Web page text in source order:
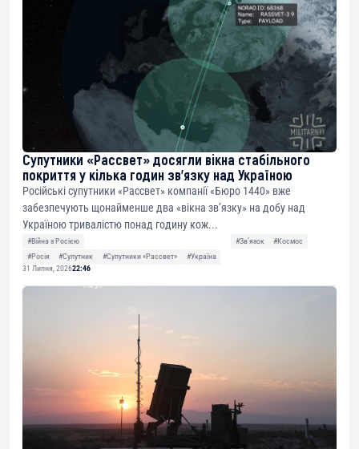
Супутники «Рассвет» досягли вікна стабільного
покриття у кілька годин зв’язку над Україною
Російські супутники «Рассвет» компанії «Бюро 1440» вже
забезпечують щонайменше два «вікна зв’язку» на добу над
Україною тривалістю понад годину кож...
#Війна з Росією #Звʼязок
#Космос
#Росія
#Супутник #Супутники «Рассвет»
#Україна
31 Липня, 202622:46